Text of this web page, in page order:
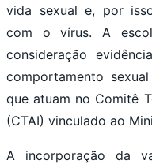
vida sexual e, por
com o vírus. A
consideração
comportamento
que atuam no Comitê
(CTAI) vinculado ao
A incorporação da